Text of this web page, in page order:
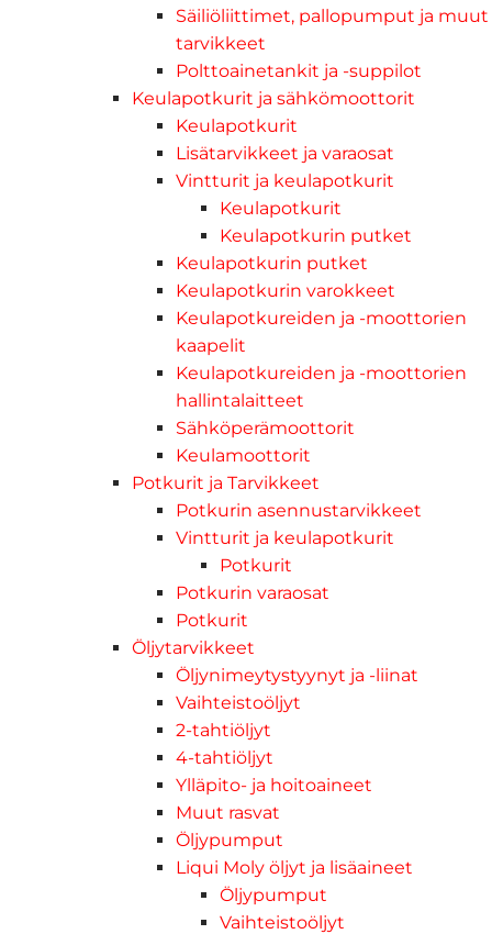
Säiliöliittimet, pallopumput ja muut
tarvikkeet
Polttoainetankit ja -suppilot
Keulapotkurit ja sähkömoottorit
Keulapotkurit
Lisätarvikkeet ja varaosat
Vintturit ja keulapotkurit
Keulapotkurit
Keulapotkurin putket
Keulapotkurin putket
Keulapotkurin varokkeet
Keulapotkureiden ja -moottorien
kaapelit
Keulapotkureiden ja -moottorien
hallintalaitteet
Sähköperämoottorit
Keulamoottorit
Potkurit ja Tarvikkeet
Potkurin asennustarvikkeet
Vintturit ja keulapotkurit
Potkurit
Potkurin varaosat
Potkurit
Öljytarvikkeet
Öljynimeytystyynyt ja -liinat
Vaihteistoöljyt
2-tahtiöljyt
4-tahtiöljyt
Ylläpito- ja hoitoaineet
Muut rasvat
Öljypumput
Liqui Moly öljyt ja lisäaineet
Öljypumput
Vaihteistoöljyt